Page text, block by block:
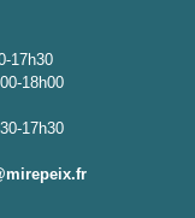
17h30
18h00
17h30